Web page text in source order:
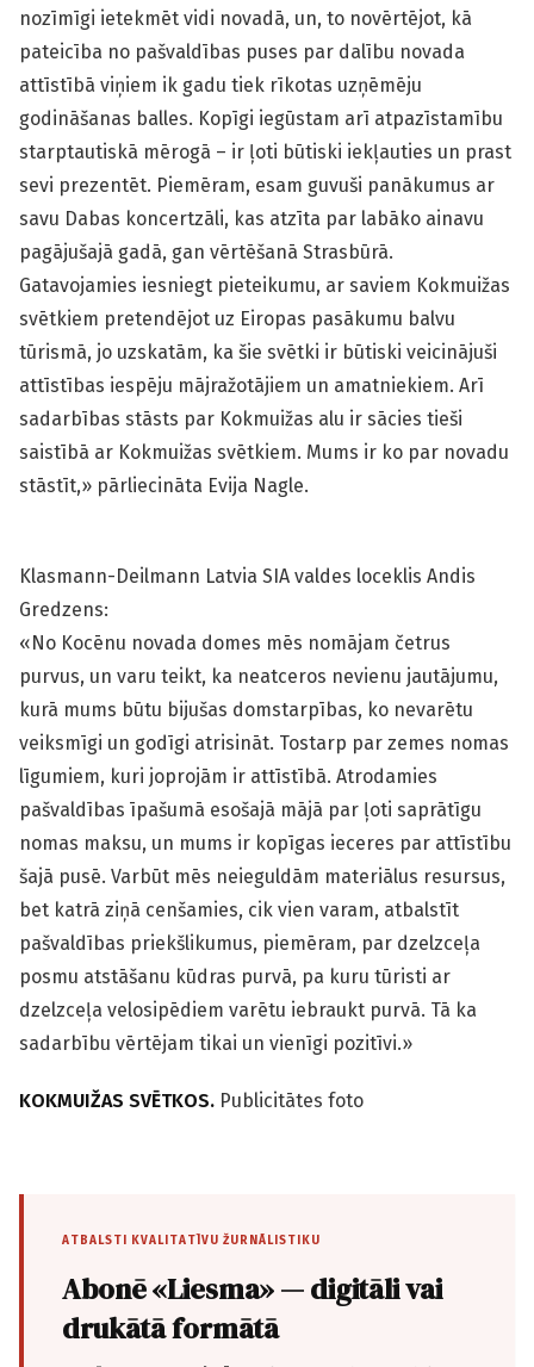
nozīmīgi ietekmēt vidi novadā, un, to novērtējot, kā
pateicība no pašvaldības puses par dalību novada
attīstībā viņiem ik gadu tiek rīkotas uzņēmēju
godināšanas balles. Kopīgi iegūstam arī atpazīstamību
starptautiskā mērogā – ir ļoti būtiski iekļauties un prast
sevi prezentēt. Piemēram, esam guvuši panākumus ar
savu Dabas koncertzāli, kas atzīta par labāko ainavu
pagājušajā gadā, gan vērtēšanā Strasbūrā.
Gatavojamies iesniegt pieteikumu, ar saviem Kokmuižas
svētkiem pretendējot uz Eiropas pasākumu balvu
tūrismā, jo uzskatām, ka šie svētki ir būtiski veicinājuši
attīstības iespēju mājražotājiem un amatniekiem. Arī
sadarbības stāsts par Kokmuižas alu ir sācies tieši
saistībā ar Kokmuižas svētkiem. Mums ir ko par novadu
stāstīt,» pārliecināta Evija Nagle.
Klasmann-Deilmann Latvia SIA valdes loceklis Andis
Gredzens:
«No Kocēnu novada domes mēs nomājam četrus
purvus, un varu teikt, ka neatceros nevienu jautājumu,
kurā mums būtu bijušas domstarpības, ko nevarētu
veiksmīgi un godīgi atrisināt. Tostarp par zemes nomas
līgumiem, kuri joprojām ir attīstībā. Atrodamies
pašvaldības īpašumā esošajā mājā par ļoti saprātīgu
nomas maksu, un mums ir kopīgas ieceres par attīstību
šajā pusē. Varbūt mēs neieguldām materiālus resursus,
bet katrā ziņā cenšamies, cik vien varam, atbalstīt
pašvaldības priekšlikumus, piemēram, par dzelzceļa
posmu atstāšanu kūdras purvā, pa kuru tūristi ar
dzelzceļa velosipēdiem varētu iebraukt purvā. Tā ka
sadarbību vērtējam tikai un vienīgi pozitīvi.»
KOKMUIŽAS SVĒTKOS. Publicitātes foto
ATBALSTI KVALITATĪVU ŽURNĀLISTIKU
Abonē «Liesma» — digitāli vai
drukātā formātā